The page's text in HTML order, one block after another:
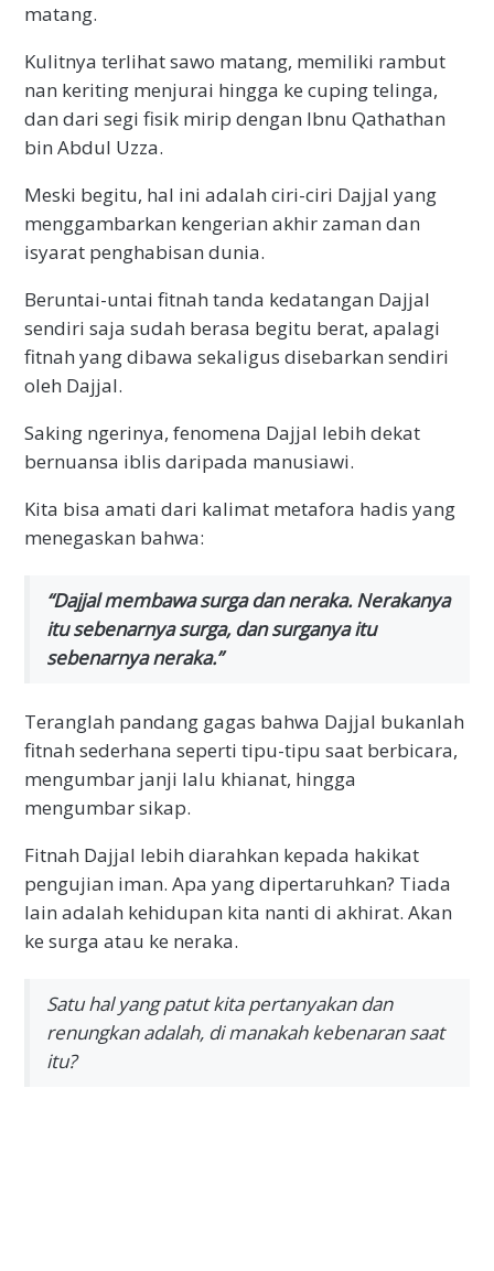
matang.
Kulitnya terlihat sawo matang, memiliki rambut
nan keriting menjurai hingga ke cuping telinga,
dan dari segi fisik mirip dengan Ibnu Qathathan
bin Abdul Uzza.
Meski begitu, hal ini adalah ciri-ciri Dajjal yang
menggambarkan kengerian akhir zaman dan
isyarat penghabisan dunia.
Beruntai-untai fitnah tanda kedatangan Dajjal
sendiri saja sudah berasa begitu berat, apalagi
fitnah yang dibawa sekaligus disebarkan sendiri
oleh Dajjal.
Saking ngerinya, fenomena Dajjal lebih dekat
bernuansa iblis daripada manusiawi.
Kita bisa amati dari kalimat metafora hadis yang
menegaskan bahwa:
“Dajjal membawa surga dan neraka. Nerakanya
itu sebenarnya surga, dan surganya itu
sebenarnya neraka.”
Teranglah pandang gagas bahwa Dajjal bukanlah
fitnah sederhana seperti tipu-tipu saat berbicara,
mengumbar janji lalu khianat, hingga
mengumbar sikap.
Fitnah Dajjal lebih diarahkan kepada hakikat
pengujian iman. Apa yang dipertaruhkan? Tiada
lain adalah kehidupan kita nanti di akhirat. Akan
ke surga atau ke neraka.
Satu hal yang patut kita pertanyakan dan
renungkan adalah, di manakah kebenaran saat
itu?